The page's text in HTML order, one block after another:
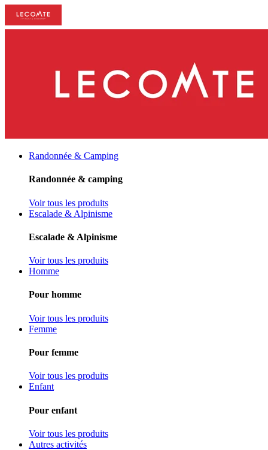
Randonnée & Camping
Randonnée & camping
Voir tous les produits
Escalade & Alpinisme
Escalade & Alpinisme
Voir tous les produits
Homme
Pour homme
Voir tous les produits
Femme
Pour femme
Voir tous les produits
Enfant
Pour enfant
Voir tous les produits
Autres activités